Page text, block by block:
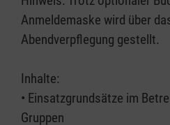
Anmeldemaske wird über
Abendverpflegung gestellt.
Inhalte:
• Einsatzgrundsätze im
Gruppen